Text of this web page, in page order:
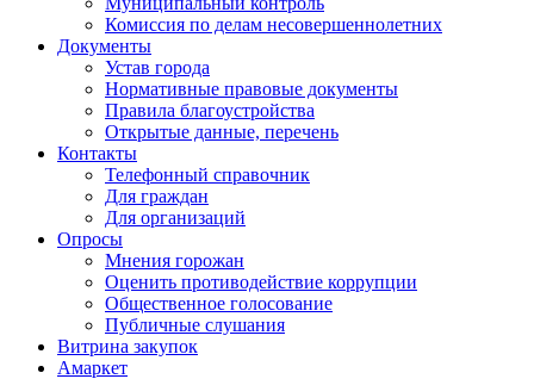
Комиссия по делам несовершеннолетних
Документы
Устав города
Нормативные правовые документы
Правила благоустройства
Открытые данные, перечень
Контакты
Телефонный справочник
Для граждан
Для организаций
Опросы
Мнения горожан
Оценить противодействие коррупции
Общественное голосование
Публичные слушания
Витрина закупок
Амаркет